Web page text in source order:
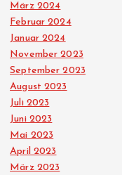
März 2024
Februar 2024
Januar 2024
November 2023
September 2023
August 2023
Juli 2023
Juni 2023
Mai 2023
April 2023
März 2023